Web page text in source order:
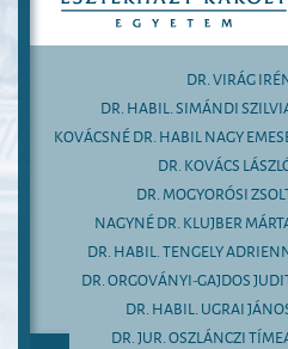
DR. VIRÁG
DR. HABIL. SIMÁNDI
KOVÁCSNÉ DR. HABIL NAGY
DR. KOVÁCS
DR. MOGYORÓSI
NAGYNÉ DR. KLUJBER
DR. HABIL. TENGELY
DR. ORGOVÁNYI-GAJDOS
DR. HABIL. UGRAI
DR. JUR. OSZLÁNCZI